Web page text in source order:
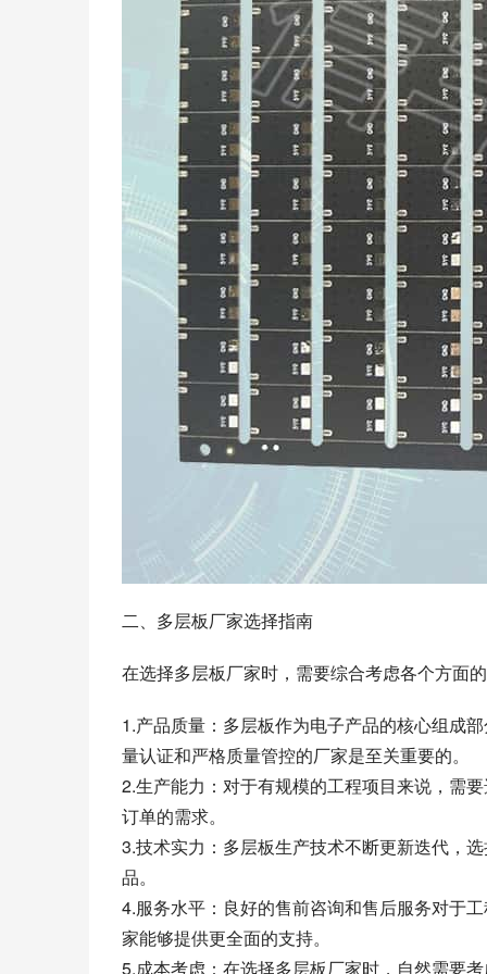
二、多层板厂家选择指南
在选择多层板厂家时，需要综合考虑各个方面
1.产品质量：多层板作为电子产品的核心组成
量认证和严格质量管控的厂家是至关重要的。
2.生产能力：对于有规模的工程项目来说，需
订单的需求。
3.技术实力：多层板生产技术不断更新迭代，
品。
4.服务水平：良好的售前咨询和售后服务对于
家能够提供更全面的支持。
5.成本考虑：在选择多层板厂家时，自然需要